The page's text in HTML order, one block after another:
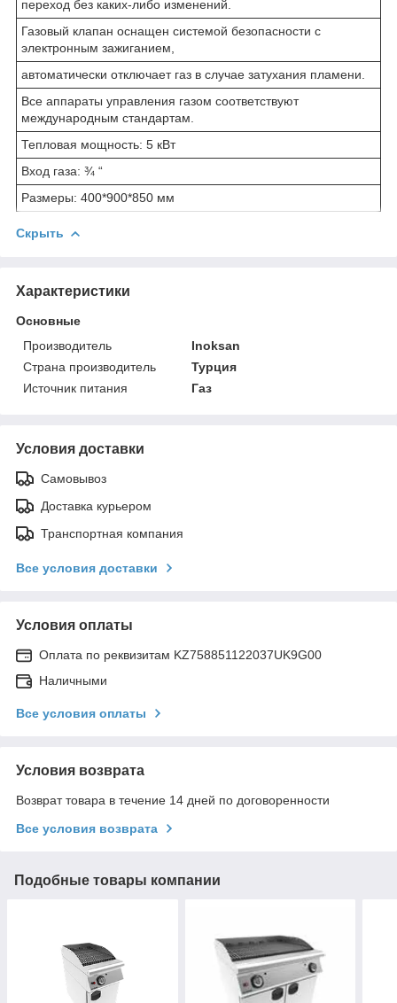
переход без каких-либо изменений.
Газовый клапан оснащен системой безопасности с
электронным зажиганием,
автоматически отключает газ в случае затухания пламени.
Все аппараты управления газом соответствуют
международным стандартам.
Тепловая мощность: 5 кВт
Вход газа: ¾ “
Размеры: 400*900*850 мм
Скрыть
Характеристики
Основные
Производитель
Inoksan
Страна производитель
Турция
Источник питания
Газ
Условия доставки
Самовывоз
Доставка курьером
Транспортная компания
Все условия доставки
Условия оплаты
Оплата по реквизитам KZ758851122037UK9G00
Наличными
Все условия оплаты
Условия возврата
Возврат товара в течение 14 дней по договоренности
Все условия возврата
Подобные товары компании